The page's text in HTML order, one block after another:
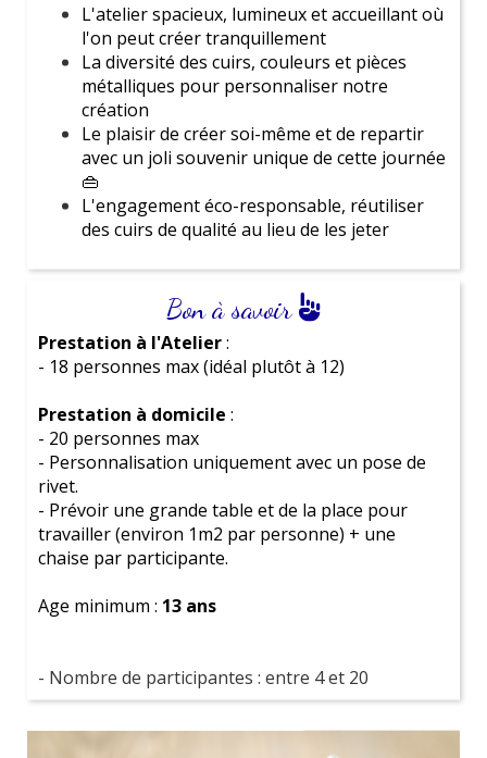
Ne perd plus une minute ! Réserve ta séance
découverte gratuite dès maintenant pour découvrir
comment nous pouvons t'aider à créer l'événement
parfait pour la future mariée.
Laisse-toi inspirer par notrelarge gamme
d'activitéset trouve celle qui correspond parfaitement
. Que tu cherche une
journée détente, une aventure palpitante ou une
soirée mémorable, nous avons ce qu'il te faut !
Tu as des questions ou besoin d'aide pour faire ton
choix ? Nous sommes là pour t'accompagner.
Nous sommes passionnés par l'organisation d' EVJF
nous serons ravis de partager notre expérience pour
t'aider à organiser un événement exceptionnel
Atelier n°2 : Petite pochette(2h30)
Une pochette ou portefeuille.
Astuce EVJF : on se crée toutes la
pochette assortie
Atelier n°3 : Petit sac à main(4h)
Un sac type pochette ou bourse, parfait pour
arborer fièrement notre création 👜
Engagement éco-responsable
Cuirs issus destocks dormants
maisons de couture
Au lieu d'être détruits, ces cuirs de qualité sont
réutilisés pour nos ateliers, pour une création
belle et durable 🌍
L'atelier spacieux, lumineux et accueillant où
l'on peut créer tranquillement
La diversité des cuirs, couleurs et pièces
métalliques pour personnaliser notre
création
Le plaisir de créer soi-même et de repartir
avec un joli souvenir unique de cette journée
👜
L'engagement éco-responsable, réutiliser
des cuirs de qualité au lieu de les jeter
Bon à savoir
Prestation à l'Atelier:
- 18 personnes max (idéal plutôt à 12)
Prestation à domicile :
- 20 personnes max
- Personnalisation uniquement avec un pose de
rivet.
- Prévoir une grande table et de la place pour
travailler (environ 1m2 par personne) + une
chaise par participante.
Age minimum : 13 ans
- Nombre de participantes : entre 4 et 20